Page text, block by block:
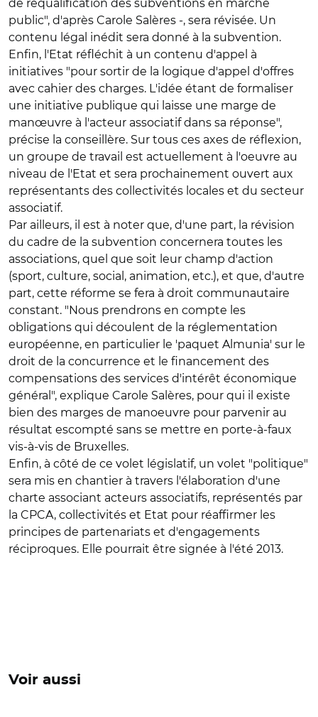
de requalification des subventions en marché
public", d'après Carole Salères -, sera révisée. Un
contenu légal inédit sera donné à la subvention.
Enfin, l'Etat réfléchit à un contenu d'appel à
initiatives "pour sortir de la logique d'appel d'offres
avec cahier des charges. L'idée étant de formaliser
une initiative publique qui laisse une marge de
manœuvre à l'acteur associatif dans sa réponse",
précise la conseillère. Sur tous ces axes de réflexion,
un groupe de travail est actuellement à l'oeuvre au
niveau de l'Etat et sera prochainement ouvert aux
représentants des collectivités locales et du secteur
associatif.
Par ailleurs, il est à noter que, d'une part, la révision
du cadre de la subvention concernera toutes les
associations, quel que soit leur champ d'action
(sport, culture, social, animation, etc.), et que, d'autre
part, cette réforme se fera à droit communautaire
constant. "Nous prendrons en compte les
obligations qui découlent de la réglementation
européenne, en particulier le 'paquet Almunia' sur le
droit de la concurrence et le financement des
compensations des services d'intérêt économique
général", explique Carole Salères, pour qui il existe
bien des marges de manoeuvre pour parvenir au
résultat escompté sans se mettre en porte-à-faux
vis-à-vis de Bruxelles.
Enfin, à côté de ce volet législatif, un volet "politique"
sera mis en chantier à travers l'élaboration d'une
charte associant acteurs associatifs, représentés par
la CPCA, collectivités et Etat pour réaffirmer les
principes de partenariats et d'engagements
réciproques. Elle pourrait être signée à l'été 2013.
Voir aussi